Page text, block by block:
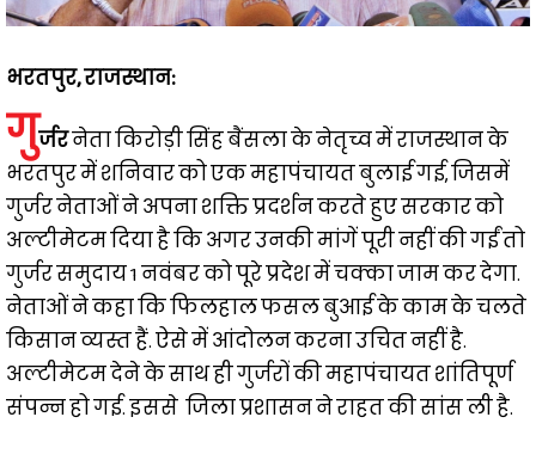
भरतपुर, राजस्थान:
गुर्जरनेता किरोड़ी सिंह बैंसला के नेतृच्व में राजस्थान के
भरतपुर में शनिवार को एक महापंचायत बुलाई गई, जिसमें
गुर्जर नेताओं ने अपना शक्ति प्रदर्शन करते हुए सरकार को
अल्टीमेटम दिया है कि अगर उनकी मांगें पूरी नहीं की गईं तो
गुर्जर समुदाय 1 नवंबर को पूरे प्रदेश में चक्का जाम कर देगा.
नेताओं ने कहा कि फिलहाल फसल बुआई के काम के चलते
किसान व्यस्त हैं. ऐसे में आंदोलन करना उचित नहीं है.
अल्टीमेटम देने के साथ ही गुर्जरों की महापंचायत शांतिपूर्ण
संपन्न हो गई. इससे जिला प्रशासन ने राहत की सांस ली है.